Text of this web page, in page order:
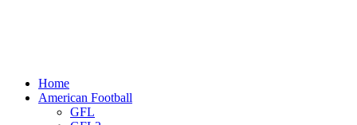
Home
American Football
GFL